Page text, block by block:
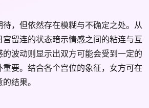
，但依然存在模糊与不确定之处。从
留连的状态暗示情感之间的粘连与互
波动则显示出双方可能会受到一定的
要。结合各个宫位的象征，女方可在
结果。